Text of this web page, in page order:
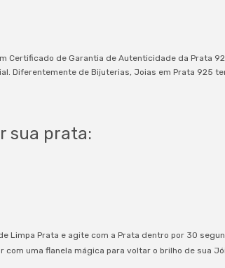
Certificado de Garantia de Autenticidade da Prata
Diferentemente de Bijuterias, Joias em Prata 925
sua prata:
Limpa Prata e agite com a Prata dentro por 30
com uma flanela mágica para voltar o brilho de sua